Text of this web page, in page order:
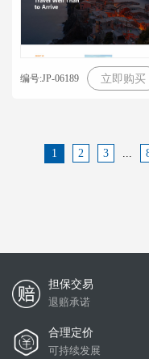
编号:JP-06189 立即购买
1 2 3 ...
担保交易
退赔承诺
合理定价
可持续发展